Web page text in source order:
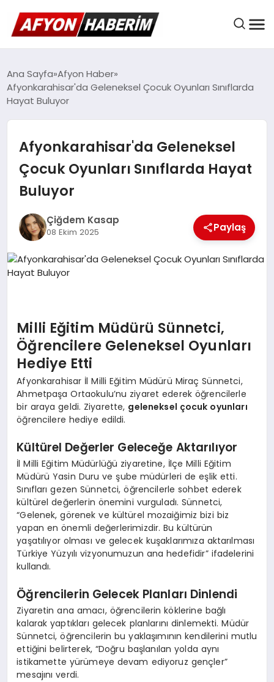
AFYON HABER
GÜNDEM
BELEDIYELER
DÜNYA
MAGAZIN
SAĞLIK
Ana Sayfa Afyon Haber
Afyonkarahisar'da Geleneksel Çocuk Oyunları Sınıflarda
Hayat Buluyor
Afyonkarahisar'da Geleneksel
Çocuk Oyunları Sınıflarda Hayat
Buluyor
Çiğdem Kasap
08 Ekim 2025 Paylaş
Milli Eğitim Müdürü Sünnetci,
Öğrencilere Geleneksel Oyunları
Hediye Etti
Afyonkarahisar İl Milli Eğitim Müdürü Miraç Sünnetci,
Ahmetpaşa Ortaokulu’nu ziyaret ederek öğrencilerle
bir araya geldi. Ziyarette, geleneksel çocuk oyunları
öğrencilere hediye edildi.
Kültürel Değerler Geleceğe Aktarılıyor
İl Milli Eğitim Müdürlüğü ziyaretine, İlçe Milli Eğitim
Müdürü Yasin Duru ve şube müdürleri de eşlik etti.
Sınıfları gezen Sünnetci, öğrencilerle sohbet ederek
kültürel değerlerin önemini vurguladı. Sünnetci,
“Gelenek, görenek ve kültürel mozaiğimiz bizi biz
yapan en önemli değerlerimizdir. Bu kültürün
yaşatılıyor olması ve gelecek kuşaklarımıza aktarılması
Türkiye Yüzyılı vizyonumuzun ana hedefidir” ifadelerini
kullandı.
Öğrencilerin Gelecek Planları Dinlendi
Ziyaretin ana amacı, öğrencilerin köklerine bağlı
kalarak yaptıkları gelecek planlarını dinlemekti. Müdür
Sünnetci, öğrencilerin bu yaklaşımının kendilerini mutlu
ettiğini belirterek, “Doğru başlanılan yolda aynı
istikamette yürümeye devam ediyoruz gençler”
mesajını verdi.